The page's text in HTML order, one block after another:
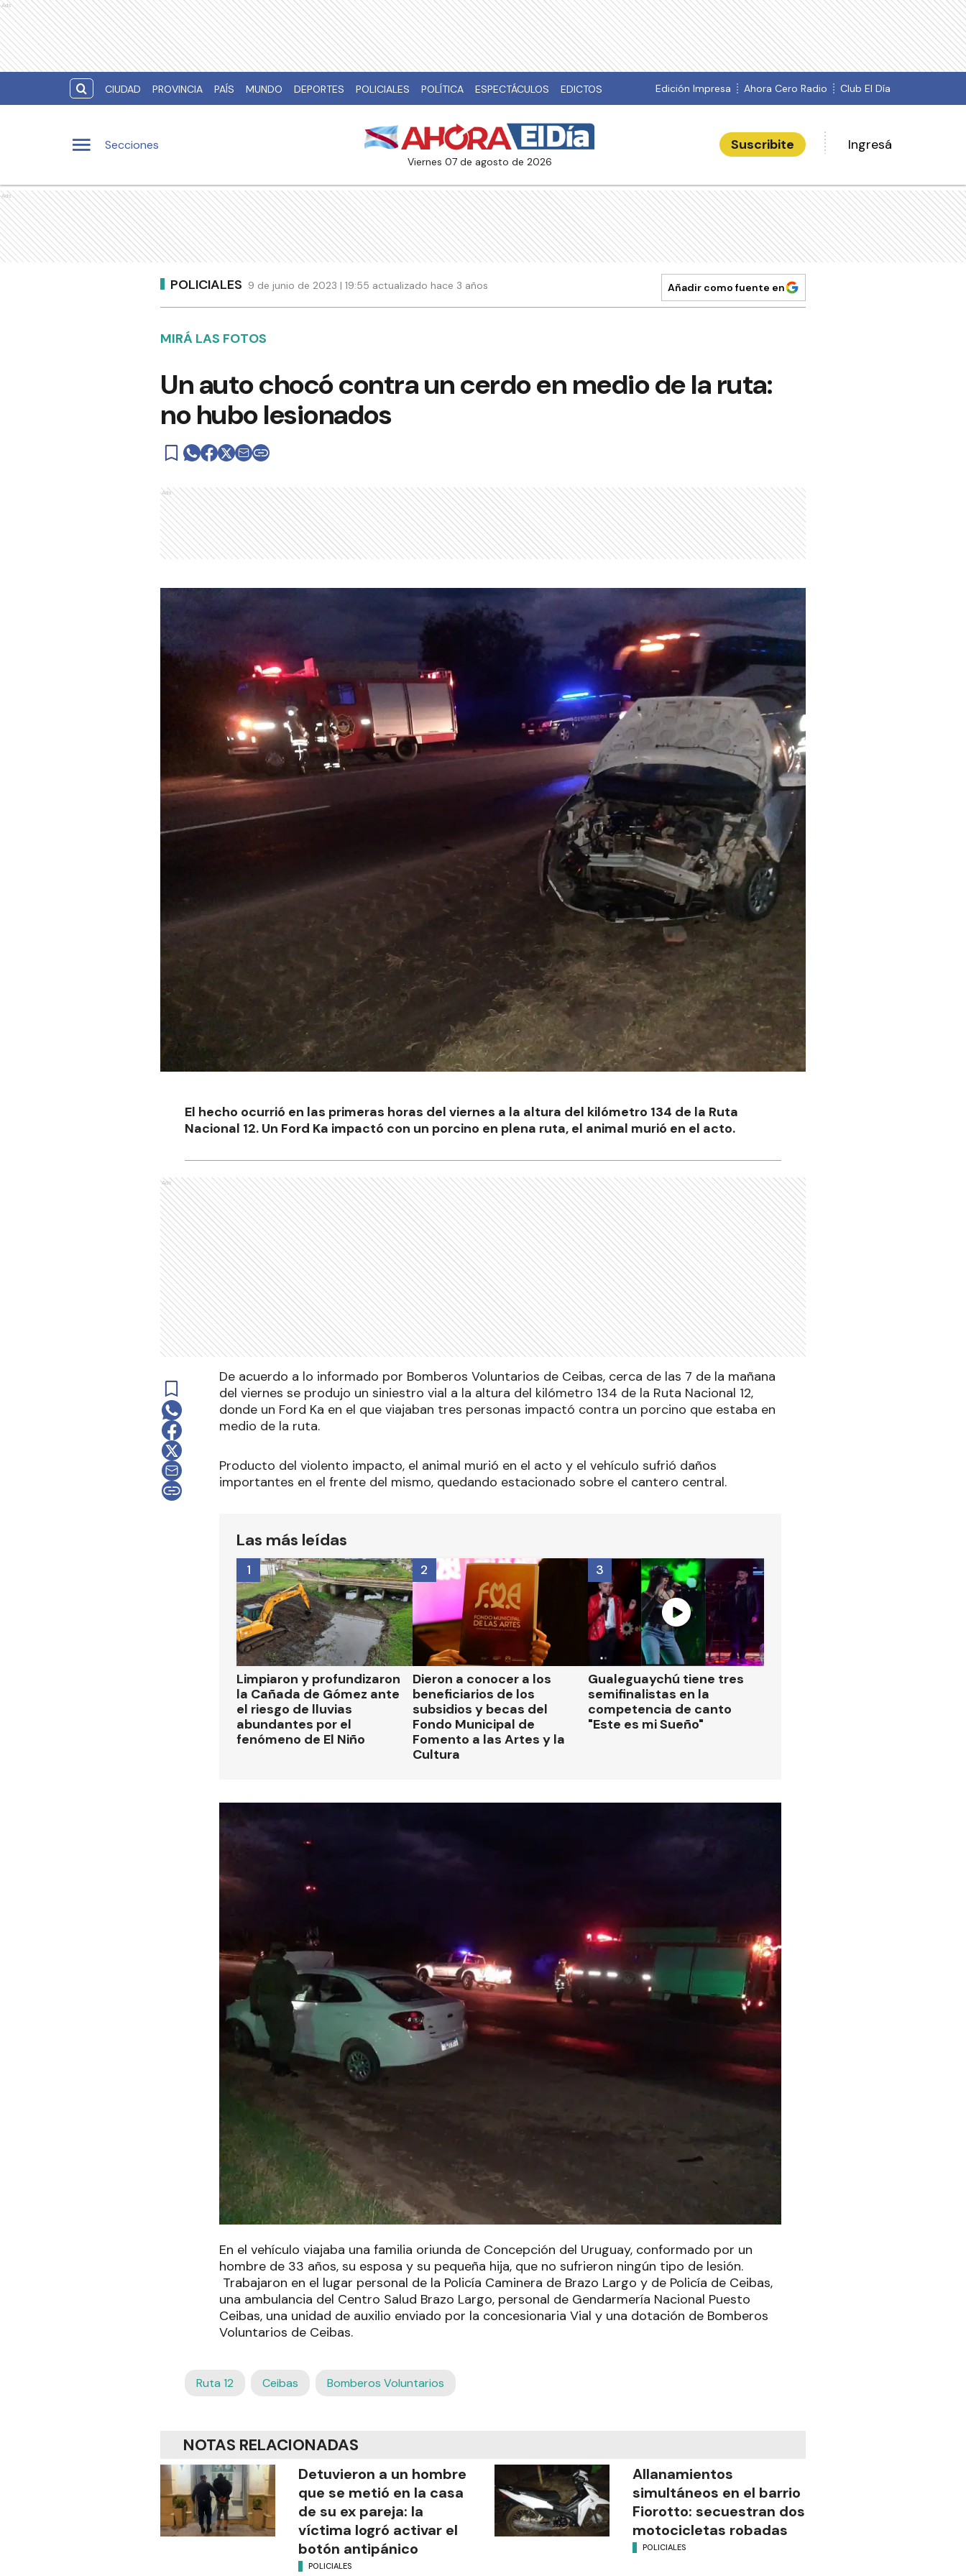
Ads
CIUDAD PROVINCIA PAÍS MUNDO DEPORTES POLICIALES POLÍTICA ESPECTÁCULOS EDICTOS Edición Impresa Ahora Cero Radio Club El Día
Secciones
viernes 07 de agosto de 2026
Suscribite Ingresá
Ads
POLICIALES 9 de junio de 2023 | 19:55 actualizado hace 3 años Añadir como fuente en
MIRÁ LAS FOTOS
Un auto chocó contra un cerdo en medio de la ruta:
no hubo lesionados
Ads
El hecho ocurrió en las primeras horas del viernes a la altura del kilómetro 134 de la Ruta
Nacional 12. Un Ford Ka impactó con un porcino en plena ruta, el animal murió en el acto.
Ads
De acuerdo a lo informado por Bomberos Voluntarios de Ceibas, cerca de las 7 de la mañana
del viernes se produjo un siniestro vial a la altura del kilómetro 134 de la Ruta Nacional 12,
donde un Ford Ka en el que viajaban tres personas impactó contra un porcino que estaba en
medio de la ruta.
Producto del violento impacto, el animal murió en el acto y el vehículo sufrió daños
importantes en el frente del mismo, quedando estacionado sobre el cantero central.
Las más leídas
Limpiaron y profundizaron
la Cañada de Gómez ante
el riesgo de lluvias
abundantes por el
fenómeno de El Niño
1
Dieron a conocer a los
beneficiarios de los
subsidios y becas del
Fondo Municipal de
Fomento a las Artes y la
Cultura
2
Gualeguaychú tiene tres
semifinalistas en la
competencia de canto
"Este es mi Sueño"
3
En el vehículo viajaba una familia oriunda de Concepción del Uruguay, conformado por un
hombre de 33 años, su esposa y su pequeña hija, que no sufrieron ningún tipo de lesión.
Trabajaron en el lugar personal de la Policía Caminera de Brazo Largo y de Policía de Ceibas,
una ambulancia del Centro Salud Brazo Largo, personal de Gendarmería Nacional Puesto
Ceibas, una unidad de auxilio enviado por la concesionaria Vial y una dotación de Bomberos
Voluntarios de Ceibas.
Ruta 12 Ceibas Bomberos Voluntarios
NOTAS RELACIONADAS
Detuvieron a un hombre
que se metió en la casa
de su ex pareja: la
víctima logró activar el
botón antipánico
POLICIALES
Allanamientos
simultáneos en el barrio
Fiorotto: secuestran dos
motocicletas robadas
POLICIALES